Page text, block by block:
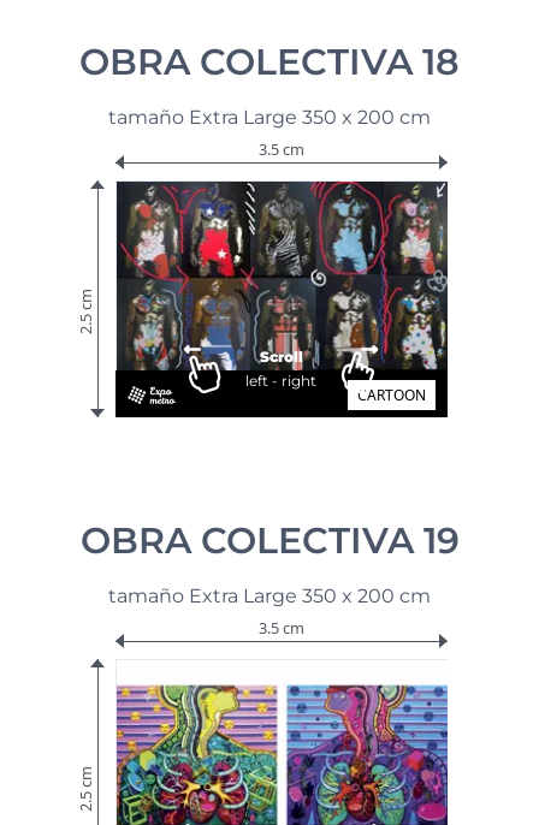
OBRA COLECTIVA 18
tamaño Extra Large 350 x 200 cm
2.5 cm
3.5 cm
CARTOON
Scroll
left - right
OBRA COLECTIVA 19
tamaño Extra Large 350 x 200 cm
2.5 cm
3.5 cm